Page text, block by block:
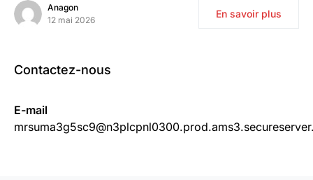
Anagon
12 mai 2026
En savoir plus
Contactez-nous
E-mail